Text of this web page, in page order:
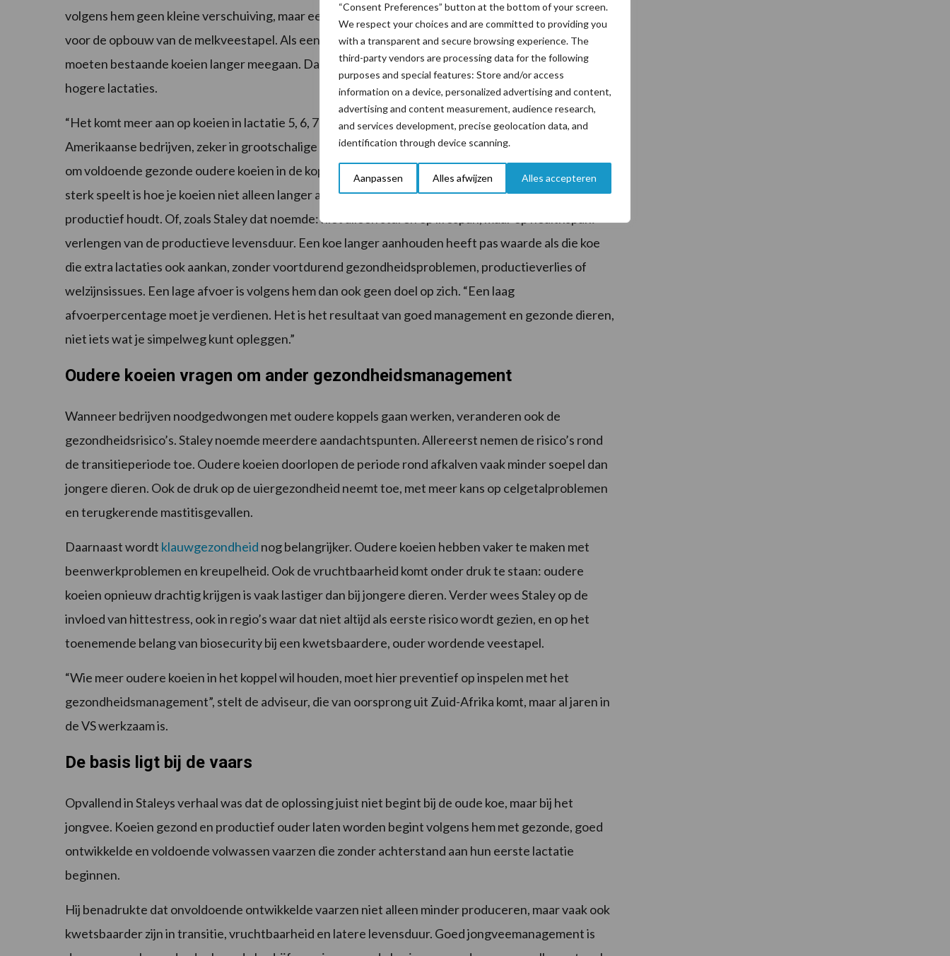
“Consent Preferences” button at the bottom of your screen.
We respect your choices and are committed to providing you
with a transparent and secure browsing experience. The
third-party vendors are processing data for the following
purposes and special features: Store and/or access
information on a device, personalized advertising and content,
advertising and content measurement, audience research,
and services development, precise geolocation data, and
identification through device scanning.
Aanpassen Alles afwijzen Alles accepteren
volgens hem geen kleine verschuiving, maar een structurele verandering die grote gevolgen heeft
voor de opbouw van de melkveestapel. Als een bedrijf het aantal melkkoeien op peil wil houden,
moeten bestaande koeien langer meegaan. Dat betekent automatisch een groter aandeel koeien in
hogere lactaties.
“Het komt meer aan op koeien in lactatie 5, 6, 7 en ouder. En juist daar zit de uitdaging. In veel
Amerikaanse bedrijven, zeker in grootschalige systemen met veel koeien op beton, is het nu al lastig
om voldoende gezonde oudere koeien in de koppel te houden. De vraag die daardoor in Amerika nu
sterk speelt is hoe je koeien niet alleen langer aanhoudt, maar vooral ook hoe je ze langer gezond en
productief houdt. Of, zoals Staley dat noemde: niet alleen sturen op lifespan, maar op healthspan:
verlengen van de productieve levensduur. Een koe langer aanhouden heeft pas waarde als die koe
die extra lactaties ook aankan, zonder voortdurend gezondheidsproblemen, productieverlies of
welzijnsissues. Een lage afvoer is volgens hem dan ook geen doel op zich. “Een laag
afvoerpercentage moet je verdienen. Het is het resultaat van goed management en gezonde dieren,
niet iets wat je simpelweg kunt opleggen.”
Oudere koeien vragen om ander gezondheidsmanagement
Wanneer bedrijven noodgedwongen met oudere koppels gaan werken, veranderen ook de
gezondheidsrisico’s. Staley noemde meerdere aandachtspunten. Allereerst nemen de risico’s rond
de transitieperiode toe. Oudere koeien doorlopen de periode rond afkalven vaak minder soepel dan
jongere dieren. Ook de druk op de uiergezondheid neemt toe, met meer kans op celgetalproblemen
en terugkerende mastitisgevallen.
Daarnaast wordt klauwgezondheid nog belangrijker. Oudere koeien hebben vaker te maken met
beenwerkproblemen en kreupelheid. Ook de vruchtbaarheid komt onder druk te staan: oudere
koeien opnieuw drachtig krijgen is vaak lastiger dan bij jongere dieren. Verder wees Staley op de
invloed van hittestress, ook in regio’s waar dat niet altijd als eerste risico wordt gezien, en op het
toenemende belang van biosecurity bij een kwetsbaardere, ouder wordende veestapel.
“Wie meer oudere koeien in het koppel wil houden, moet hier preventief op inspelen met het
gezondheidsmanagement”, stelt de adviseur, die van oorsprong uit Zuid-Afrika komt, maar al jaren in
de VS werkzaam is.
De basis ligt bij de vaars
Opvallend in Staleys verhaal was dat de oplossing juist niet begint bij de oude koe, maar bij het
jongvee. Koeien gezond en productief ouder laten worden begint volgens hem met gezonde, goed
ontwikkelde en voldoende volwassen vaarzen die zonder achterstand aan hun eerste lactatie
beginnen.
Hij benadrukte dat onvoldoende ontwikkelde vaarzen niet alleen minder produceren, maar vaak ook
kwetsbaarder zijn in transitie, vruchtbaarheid en latere levensduur. Goed jongveemanagement is